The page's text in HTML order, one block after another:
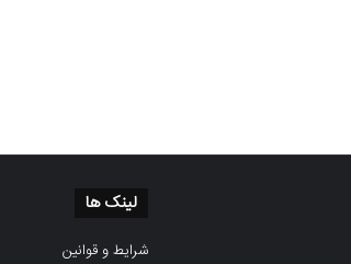
لینک ها
شرایط و قوانین